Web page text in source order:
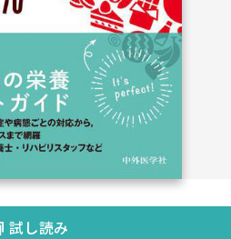
試し読み